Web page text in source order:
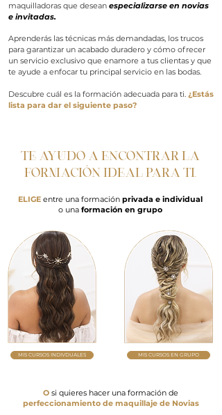
maquilladoras que desean especializarse en novias
e invitadas.
Aprenderás las técnicas más demandadas, los trucos
para garantizar un acabado duradero y cómo ofrecer
un servicio exclusivo que enamore a tus clientas y que
te ayude a enfocar tu principal servicio en las bodas.
Descubre cuál es la formación adecuada para ti. ¿Estás
lista para dar el siguiente paso?​
TE AYUDO A ENCONTRAR LA
FORMACIÓN IDEAL PARA TI.
ELIGE entre una formación privada e individual
o una formación en grupo
MIS CURSOS INDIVDUALES MIS CURSOS EN GRUPO
O si quieres hacer una formación de
perfeccionamiento de maquillaje de Novias